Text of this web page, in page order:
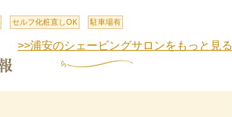
セルフ化粧直しOK 駐車場有
>>浦安のシェービングサロンをもっと見る